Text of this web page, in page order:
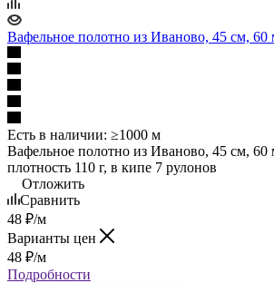
Вафельное полотно из Иваново, 45 см, 60
Есть в наличии: ≥1000 м
Вафельное полотно из Иваново, 45 см, 60
плотность 110 г, в кипе 7 рулонов
Отложить
Сравнить
48 ₽/м
Варианты цен
48 ₽/м
Подробности